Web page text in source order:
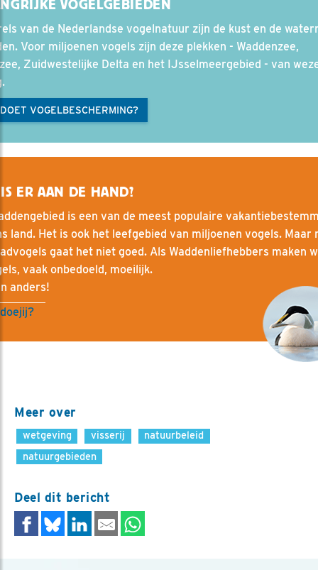
VOGELGEBIEDEN
van de Nederlandse vogelnatuur zijn de kust en de
Voor miljoenen vogels zijn deze plekken - Waddenzee,
Zuidwestelijke Delta en het IJsselmeergebied - van
VOGELBESCHERMING?
ER AAN DE HAND?
is een van de meest populaire
land. Het is ook het leefgebied van miljoenen vogels. Maar
gaat het niet goed. Als Waddenliefhebbers maken
vaak onbedoeld, moeilijk.
anders!
Meer over
wetgeving visserij
natuurbeleid
natuurgebieden
Deel dit bericht